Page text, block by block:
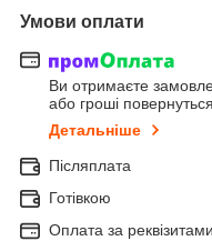
Умови оплати
Ви отримаєте
або гроші
Детальніше
Післяплата
Готівкою
Оплата за реквізитами